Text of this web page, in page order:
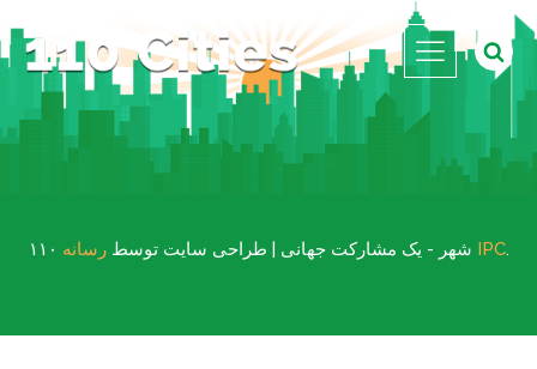
۱۱۰ شهر - یک مشارکت جهانی | طراحی سایت توسط رسانه IPC.